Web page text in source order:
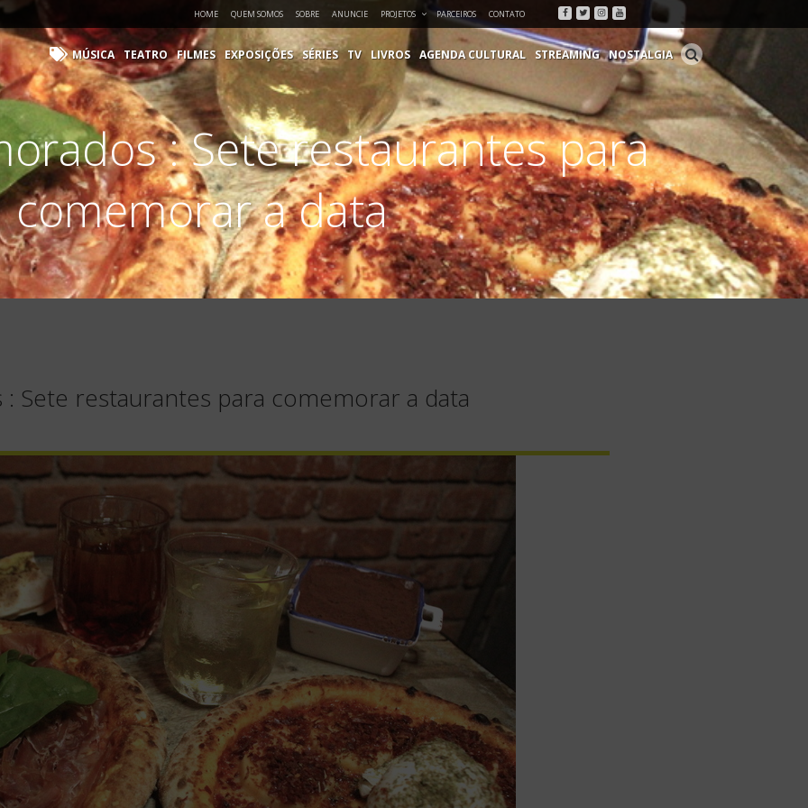
HOME QUEM SOMOS SOBRE ANUNCIE PROJETOS PARCEIROS CONTATO Facebook
Twitter
Instagram
Youtube
MÚSICA TEATRO FILMES EXPOSIÇÕES SÉRIES TV LIVROS AGENDA CULTURAL STREAMING NOSTALGIA
: Sete restaurantes para
comemorar a data
: Sete restaurantes para comemorar a data